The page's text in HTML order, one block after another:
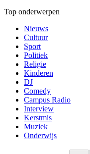
Top onderwerpen
Nieuws
Cultuur
Sport
Politiek
Religie
Kinderen
DJ
Comedy
Campus Radio
Interview
Kerstmis
Muziek
Onderwijs